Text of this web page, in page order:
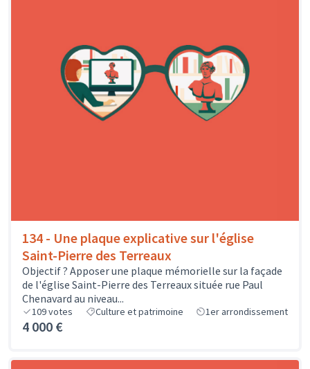
134 - Une plaque explicative sur l'église
Saint-Pierre des Terreaux
Objectif ? Apposer une plaque mémorielle sur la façade
de l'église Saint-Pierre des Terreaux située rue Paul
Chenavard au niveau...
109votes Culture et patrimoine 1er arrondissement
4 000 €